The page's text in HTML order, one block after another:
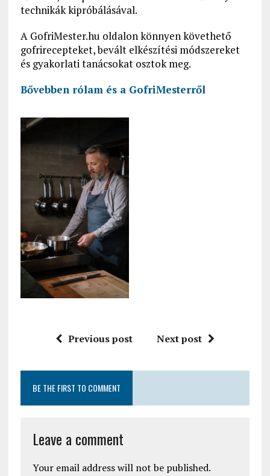
technikák kipróbálásával.
A GofriMester.hu oldalon könnyen követhető
gofrirecepteket, bevált elkészítési módszereket
és gyakorlati tanácsokat osztok meg.
Bővebben rólam és a GofriMesterről
Previous post Next post
BE THE FIRST TO COMMENT
Leave a comment
Your email address will not be published.